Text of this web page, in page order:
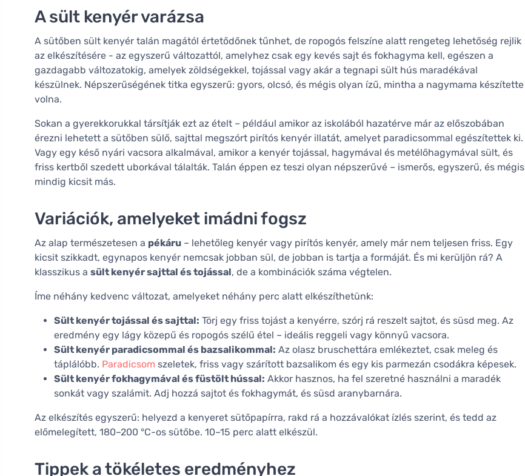
A sült kenyér varázsa
A sütőben sült kenyér talán magától értetődőnek tűnhet, de ropogós felszíne alatt rengeteg lehetőség rejlik
az elkészítésére - az egyszerű változattól, amelyhez csak egy kevés sajt és fokhagyma kell, egészen a
gazdagabb változatokig, amelyek zöldségekkel, tojással vagy akár a tegnapi sült hús maradékával
készülnek. Népszerűségének titka egyszerű: gyors, olcsó, és mégis olyan ízű, mintha a nagymama készítette
volna.
Sokan a gyerekkorukkal társítják ezt az ételt – például amikor az iskolából hazatérve már az előszobában
érezni lehetett a sütőben sülő, sajttal megszórt pirítós kenyér illatát, amelyet paradicsommal egészítettek ki.
Vagy egy késő nyári vacsora alkalmával, amikor a kenyér tojással, hagymával és metélőhagymával sült, és
friss kertből szedett uborkával tálalták. Talán éppen ez teszi olyan népszerűvé – ismerős, egyszerű, és mégis
mindig kicsit más.
Variációk, amelyeket imádni fogsz
Az alap természetesen a pékáru – lehetőleg kenyér vagy pirítós kenyér, amely már nem teljesen friss. Egy
kicsit szikkadt, egynapos kenyér nemcsak jobban sül, de jobban is tartja a formáját. És mi kerüljön rá? A
klasszikus a sült kenyér sajttal és tojással, de a kombinációk száma végtelen.
Íme néhány kedvenc változat, amelyeket néhány perc alatt elkészíthetünk:
Sült kenyér tojással és sajttal: Törj egy friss tojást a kenyérre, szórj rá reszelt sajtot, és süsd meg. Az
eredmény egy lágy közepű és ropogós szélű étel – ideális reggeli vagy könnyű vacsora.
Sült kenyér paradicsommal és bazsalikommal: Az olasz bruschettára emlékeztet, csak meleg és
táplálóbb. Paradicsom szeletek, friss vagy szárított bazsalikom és egy kis parmezán csodákra képesek.
Sült kenyér fokhagymával és füstölt hússal: Akkor hasznos, ha fel szeretné használni a maradék
sonkát vagy szalámit. Adj hozzá sajtot és fokhagymát, és süsd aranybarnára.
Az elkészítés egyszerű: helyezd a kenyeret sütőpapírra, rakd rá a hozzávalókat ízlés szerint, és tedd az
előmelegített, 180–200 °C-os sütőbe. 10–15 perc alatt elkészül.
Tippek a tökéletes eredményhez